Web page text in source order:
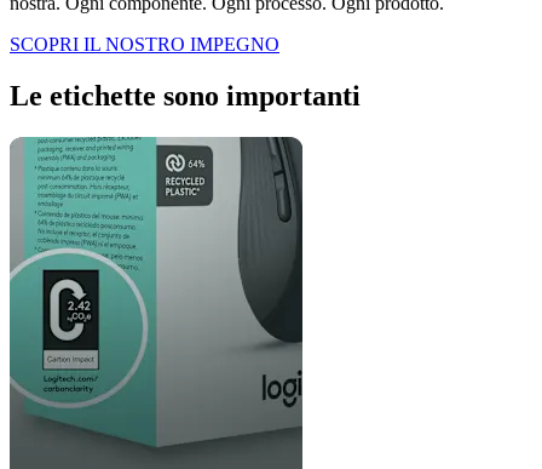
SCOPRI IL NOSTRO IMPEGNO
Le etichette sono importanti